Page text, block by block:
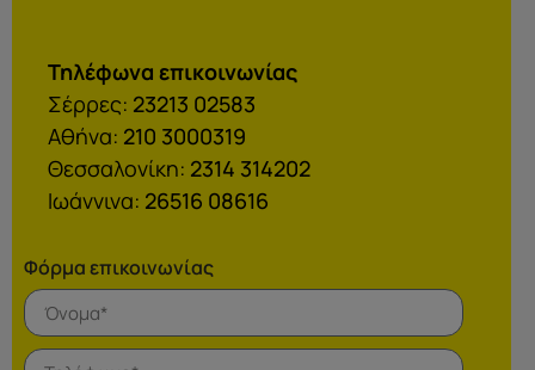
Τηλέφωνα επικοινωνίας
Σέρρες: 23213 02583
Αθήνα: 210 3000319
Θεσσαλονίκη: 2314 314202
Ιωάννινα: 26516 08616
Φόρμα επικοινωνίας